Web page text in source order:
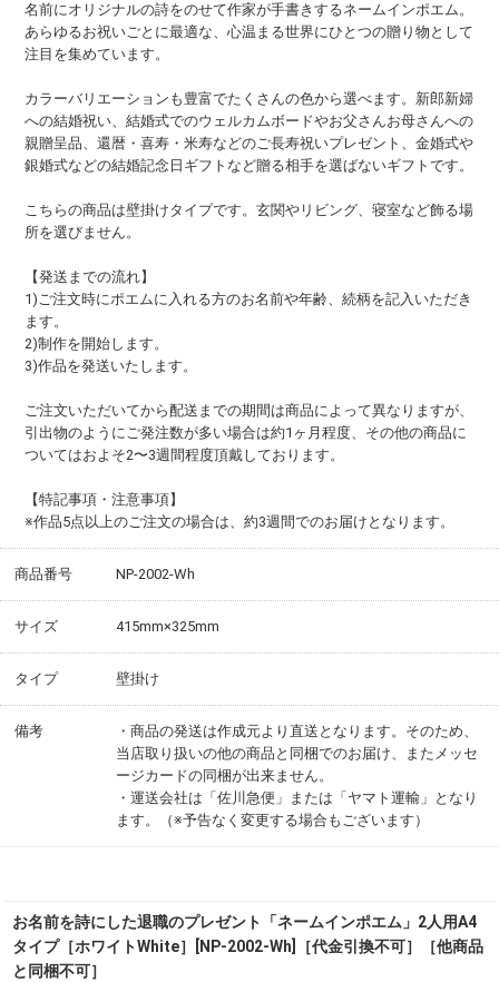
名前にオリジナルの詩をのせて作家が手書きするネームインポエム。
あらゆるお祝いごとに最適な、心温まる世界にひとつの贈り物として
注目を集めています。
カラーバリエーションも豊富でたくさんの色から選べます。新郎新婦
への結婚祝い、結婚式でのウェルカムボードやお父さんお母さんへの
親贈呈品、還暦・喜寿・米寿などのご長寿祝いプレゼント、金婚式や
銀婚式などの結婚記念日ギフトなど贈る相手を選ばないギフトです。
こちらの商品は壁掛けタイプです。玄関やリビング、寝室など飾る場
所を選びません。
【発送までの流れ】
1)ご注文時にポエムに入れる方のお名前や年齢、続柄を記入いただき
ます。
2)制作を開始します。
3)作品を発送いたします。
ご注文いただいてから配送までの期間は商品によって異なりますが、
引出物のようにご発注数が多い場合は約1ヶ月程度、その他の商品に
ついてはおよそ2〜3週間程度頂戴しております。
【特記事項・注意事項】
※作品5点以上のご注文の場合は、約3週間でのお届けとなります。
商品番号 NP-2002-Wh
サイズ 415mm×325mm
タイプ 壁掛け
備考
・商品の発送は作成元より直送となります。そのため、
当店取り扱いの他の商品と同梱でのお届け、またメッセ
ージカードの同梱が出来ません。
・運送会社は「佐川急便」または「ヤマト運輸」となり
ます。（※予告なく変更する場合もございます）
お名前を詩にした退職のプレゼント「ネームインポエム」2人用A4
タイプ［ホワイトWhite］[NP-2002-Wh]［代金引換不可］［他商品
と同梱不可］